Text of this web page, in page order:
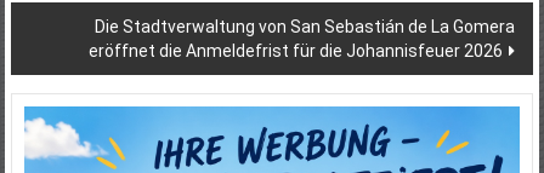
Die Stadtverwaltung von San Sebastián de La Gomera
eröffnet die Anmeldefrist für die Johannisfeuer 2026